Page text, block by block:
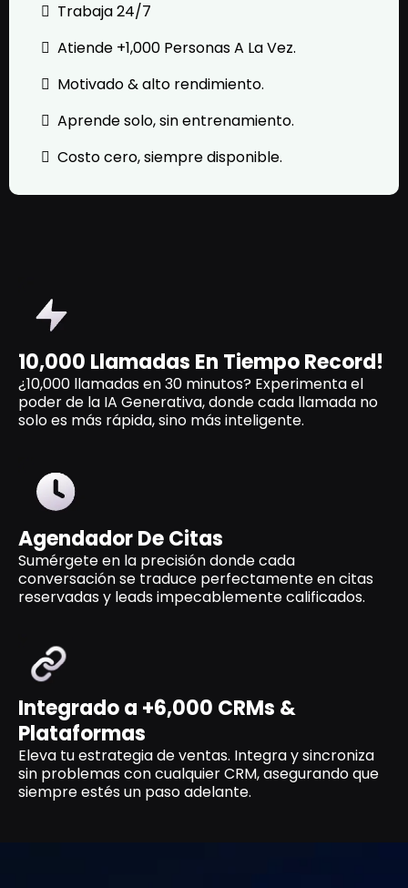
Trabaja 24/7
Atiende +1,000 Personas A La Vez.
Motivado & alto rendimiento.
Aprende solo, sin entrenamiento.
Costo cero, siempre disponible.
10,000 Llamadas En Tiempo Record!
¿10,000 llamadas en 30 minutos? Experimenta el
poder de la IA Generativa, donde cada llamada no
solo es más rápida, sino más inteligente.
Agendador De Citas
Sumérgete en la precisión donde cada
conversación se traduce perfectamente en citas
reservadas y leads impecablemente calificados.
Integrado a +6,000 CRMs &
Plataformas
Eleva tu estrategia de ventas. Integra y sincroniza
sin problemas con cualquier CRM, asegurando que
siempre estés un paso adelante.